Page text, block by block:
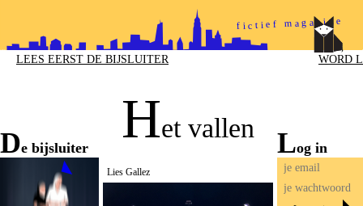
fictief magazine
LEES EERST DE BIJSLUITER WORD
De bijsluiter Het vallen
Lies Gallez
log in